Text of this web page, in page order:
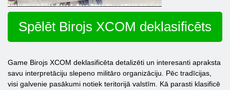
Spēlēt Birojs XCOM deklasificēts
Game Birojs XCOM deklasificēta detalizēti un interesanti apraksta
savu interpretāciju slepeno militāro organizāciju. Pēc tradīcijas,
visi galvenie pasākumi notiek teritorijā valstīm. Kā parasti klasificē